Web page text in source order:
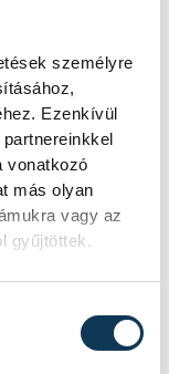
személyre
Ezenkívül
vonatkozó
más olyan
vagy az
gyűjtöttek.
hogy
és
hordozzuk
az
még
Merjük
gyerekeink